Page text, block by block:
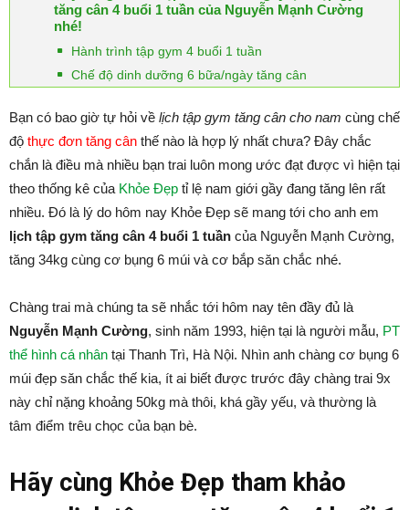
tăng cân 4 buổi 1 tuần của Nguyễn Mạnh Cường
nhé!
Hành trình tập gym 4 buổi 1 tuần
Chế độ dinh dưỡng 6 bữa/ngày tăng cân
Bạn có bao giờ tự hỏi về lịch tập gym tăng cân cho nam cùng chế
độ thực đơn tăng cân thế nào là hợp lý nhất chưa? Đây chắc
chắn là điều mà nhiều bạn trai luôn mong ước đạt được vì hiện tại
theo thống kê của Khỏe Đẹp tỉ lệ nam giới gầy đang tăng lên rất
nhiều. Đó là lý do hôm nay Khỏe Đẹp sẽ mang tới cho anh em
lịch tập gym tăng cân 4 buổi 1 tuần của Nguyễn Mạnh Cường,
tăng 34kg cùng cơ bụng 6 múi và cơ bắp săn chắc nhé.
Chàng trai mà chúng ta sẽ nhắc tới hôm nay tên đầy đủ là
Nguyễn Mạnh Cường, sinh năm 1993, hiện tại là người mẫu, PT
thể hình cá nhân tại Thanh Trì, Hà Nội. Nhìn anh chàng cơ bụng 6
múi đẹp săn chắc thế kia, ít ai biết được trước đây chàng trai 9x
này chỉ nặng khoảng 50kg mà thôi, khá gầy yếu, và thường là
tâm điểm trêu chọc của bạn bè.
Hãy cùng Khỏe Đẹp tham khảo